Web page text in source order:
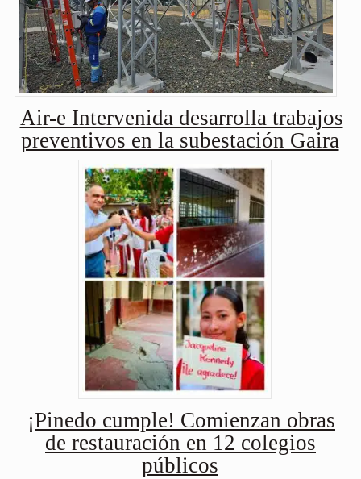
Air-e Intervenida desarrolla trabajos
preventivos en la subestación Gaira
¡Pinedo cumple! Comienzan obras
de restauración en 12 colegios
públicos